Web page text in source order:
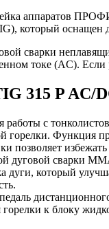
аппаратов ПРОФИ,
который
сварки
токе (AC).
315 P AC/
работы с
горелки. Функция
позволяет
дуговой сварки
который
к блоку